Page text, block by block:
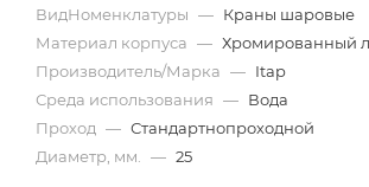
ВидНоменклатуры — Краны шаровые
Материал корпуса — Хромированный
Производитель/Марка — Itap
Среда использования — Вода
Проход — Стандартнопроходной
Диаметр, мм. — 25